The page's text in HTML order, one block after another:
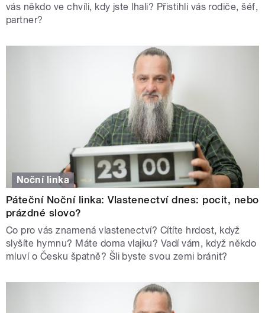
vás někdo ve chvíli, kdy jste lhali? Přistihli vás rodiče, šéf,
partner?
Noční linka
Páteční Noční linka: Vlastenectví dnes: pocit, nebo
prázdné slovo?
Co pro vás znamená vlastenectví? Cítíte hrdost, když
slyšíte hymnu? Máte doma vlajku? Vadí vám, když někdo
mluví o Česku špatně? Šli byste svou zemi bránit?